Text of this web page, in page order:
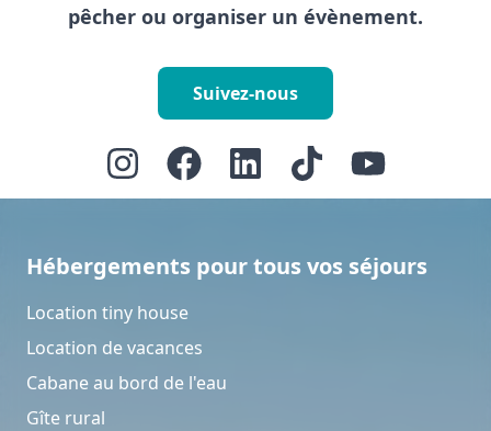
pêcher ou organiser un évènement.
Suivez-nous
Hébergements pour tous vos séjours
Location tiny house
Location de vacances
Cabane au bord de l'eau
Gîte rural